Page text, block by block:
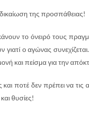
δικαίωση της προσπάθειας!
το όνειρό τους
ο αγώνας
και πείσμα για την
και ποτέ δεν πρέπει να
θυσίες!